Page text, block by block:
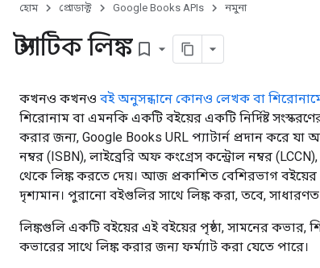
হোম প্রোডাক্ট Google Books APIs নমুনা
স্ট্যাটিক লিঙ্ক bookmark_border
কখনও কখনও বই অনুসন্ধানে কোনও লেখক বা
শিরোনাম বা এমনকি একটি বইয়ের একটি নির্দিষ্ট
করার জন্য, Google Books URL প্যাটার্ন প্রদান করে যা
নম্বর (ISBN), লাইব্রেরি অফ কংগ্রেস কন্ট্রোল নম্বর
থেকে লিঙ্ক করতে দেয়। আজ প্রকাশিত বেশিরভাগ
দৃশ্যমান। পুরানো বইগুলির সাথে লিঙ্ক করা, তবে,
লিঙ্কগুলি একটি বইয়ের এই বইয়ের পৃষ্ঠা, সামনের কভার,
কভারের সাথে লিঙ্ক করার জন্য ফর্ম্যাট করা যেতে পারে।